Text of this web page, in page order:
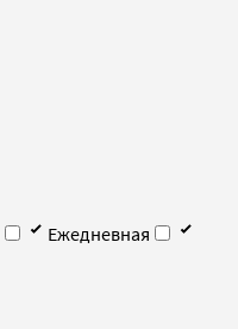
Ежедневная